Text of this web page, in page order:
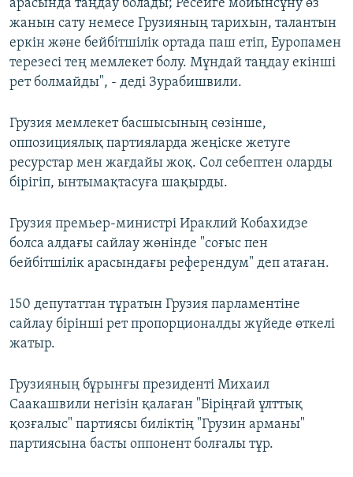
арасында таңдау болады; Ресейге мойынсұну өз
жанын сату немесе Грузияның тарихын, талантын
еркін және бейбітшілік ортада паш етіп, Еуропамен
терезесі тең мемлекет болу. Мұндай таңдау екінші
рет болмайды", - деді Зурабишвили.
Грузия мемлекет басшысының сөзінше,
оппозициялық партияларда жеңіске жетуге
ресурстар мен жағдайы жоқ. Сол себептен оларды
бірігіп, ынтымақтасуға шақырды.
Грузия премьер-министрі Ираклий Кобахидзе
болса алдағы сайлау жөнінде "соғыс пен
бейбітшілік арасындағы референдум" деп атаған.
150 депутаттан тұратын Грузия парламентіне
сайлау бірінші рет пропорционалды жүйеде өткелі
жатыр.
Грузияның бұрынғы президенті Михаил
Саакашвили негізін қалаған "Біріңғай ұлттық
қозғалыс" партиясы биліктің "Грузин арманы"
партиясына басты оппонент болғалы тұр.